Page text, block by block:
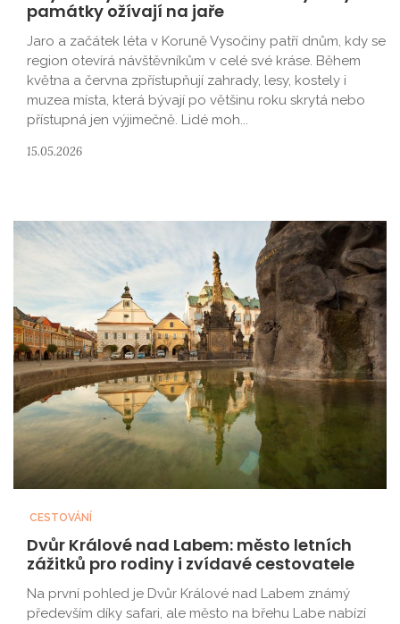
památky ožívají na jaře
Jaro a začátek léta v Koruně Vysočiny patří dnům, kdy se
region otevírá návštěvníkům v celé své kráse. Během
května a června zpřístupňují zahrady, lesy, kostely i
muzea místa, která bývají po většinu roku skrytá nebo
přístupná jen výjimečně. Lidé moh...
15.05.2026
CESTOVÁNÍ
Dvůr Králové nad Labem: město letních
zážitků pro rodiny i zvídavé cestovatele
Na první pohled je Dvůr Králové nad Labem známý
především díky safari, ale město na břehu Labe nabízí